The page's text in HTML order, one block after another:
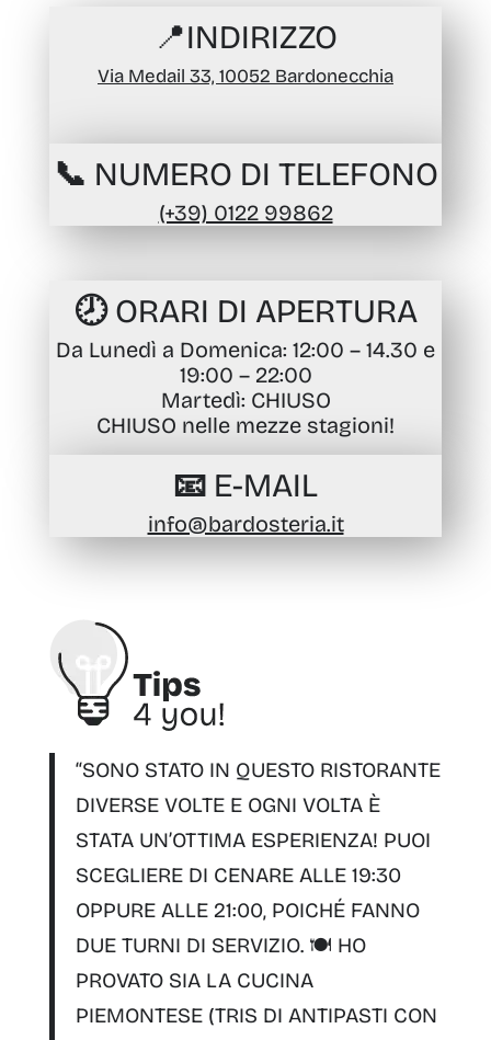
📍INDIRIZZO
Via Medail 33, 10052 Bardonecchia
📞 NUMERO DI TELEFONO
(+39) 0122 99862
🕗 ORARI DI APERTURA
Da Lunedì a Domenica: 12:00 – 14.30 e
19:00 – 22:00
Martedì: CHIUSO
CHIUSO nelle mezze stagioni!
📧 E-MAIL
info@bardosteria.it
“SONO STATO IN QUESTO RISTORANTE
DIVERSE VOLTE E OGNI VOLTA È
STATA UN’OTTIMA ESPERIENZA! PUOI
SCEGLIERE DI CENARE ALLE 19:30
OPPURE ALLE 21:00, POICHÉ FANNO
DUE TURNI DI SERVIZIO. 🍽️ HO
PROVATO SIA LA CUCINA
PIEMONTESE(TRIS DI ANTIPASTI CON